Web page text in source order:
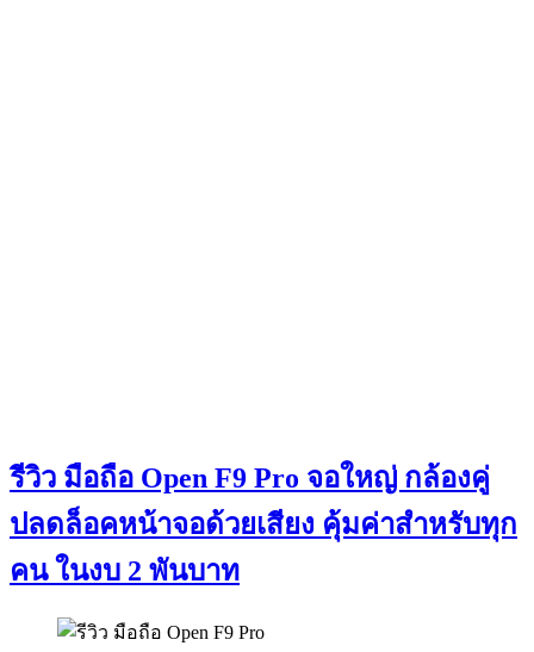
รีวิว มือถือ Open F9 Pro จอใหญ่ กล้องคู่
ปลดล็อคหน้าจอด้วยเสียง คุ้มค่าสำหรับทุก
คน ในงบ 2 พันบาท